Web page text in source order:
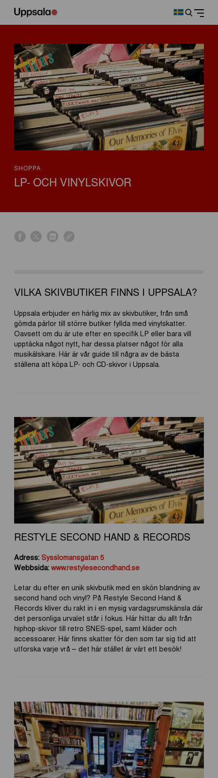
SHOPPA
LP- OCH VINYLSKIVOR
s
o
f
a
c
e
b
o
s
o
x
s
o
l
i
n
k
e
d
s
o
l
i
n
k
VILKA SKIVBUTIKER FINNS I UPPSALA?
Uppsala erbjuder en härlig mix av skivbutiker, från små
gömda pärlor till större butiker fyllda med vinylskatter.
Oavsett om du är ute efter en specifik LP eller bara vill
upptäcka något nytt, har dessa platser något för alla
musikälskare. Här är vår guide till några av de bästa
ställena att köpa LP- och CD-skivor i Uppsala.
RESTYLE SECOND HAND & RECORDS
Adress:Sysslomansgatan 5
Webbsida:www.restylesecondhand.se
Letar du efter en unik skivbutik med en skön blandning av
second hand och vinyl? På Restyle Second Hand &
Records kliver du rakt in i en mysig vardagsrumskänsla där
det personliga urvalet står i fokus. Här hittar du allt från
hiphop-skivor till retro SNES-spel, samt kläder och
accessoarer. Här finns skatter för den som tar sig tid att
utforska varje vrå – det här stället är värt ett besök!